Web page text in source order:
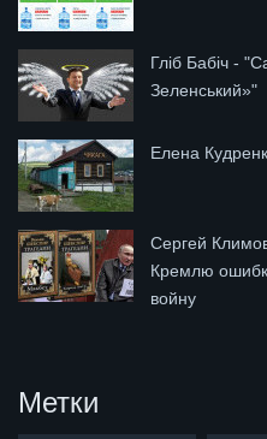
Гліб Бабіч -
Зеленський»"
Елена
Сергей
Кремлю
войну
Метки